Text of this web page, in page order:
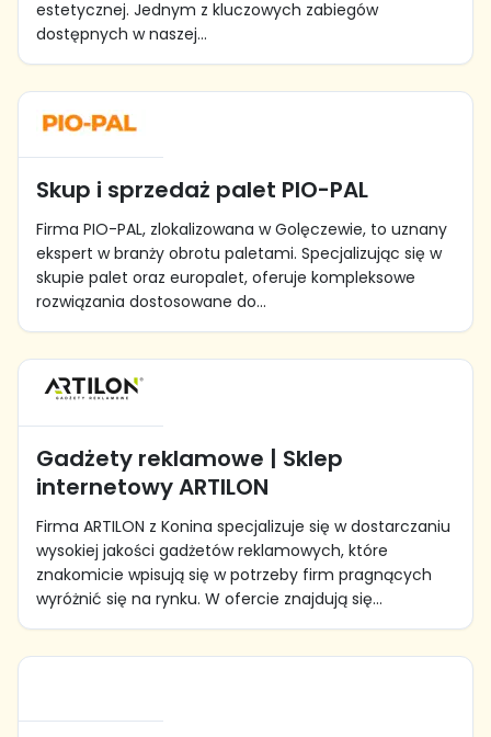
estetycznej. Jednym z kluczowych zabiegów
dostępnych w naszej...
Skup i sprzedaż palet PIO-PAL
Firma PIO-PAL, zlokalizowana w Golęczewie, to uznany
ekspert w branży obrotu paletami. Specjalizując się w
skupie palet oraz europalet, oferuje kompleksowe
rozwiązania dostosowane do...
Gadżety reklamowe | Sklep
internetowy ARTILON
Firma ARTILON z Konina specjalizuje się w dostarczaniu
wysokiej jakości gadżetów reklamowych, które
znakomicie wpisują się w potrzeby firm pragnących
wyróżnić się na rynku. W ofercie znajdują się...